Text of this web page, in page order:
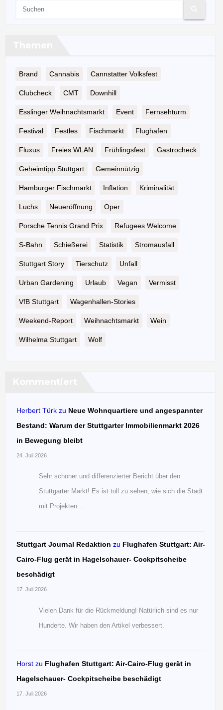
Brand Cannabis Cannstatter Volksfest
Clubcheck CMT Downhill
Esslinger Weihnachtsmarkt Event Fernsehturm
Festival Festles Fischmarkt Flughafen
Fluxus Freies WLAN Frühlingsfest Gastrocheck
Geheimtipp Stuttgart Gemeinnützig
Hamburger Fischmarkt Inflation Kriminalität
Luchs Neueröffnung Oper
Porsche Tennis Grand Prix Refugees Welcome
S-Bahn Schießerei Statistik Stromausfall
Stuttgart Story Tierschutz Unfall
Urban Gardening Urlaub Vegan Vermisst
VfB Stuttgart Wagenhallen-Stories
Weekend-Report Weihnachtsmarkt Wein
Wilhelma Stuttgart Wolf
Herbert Türk zu Neue Wohnquartiere und angespannter
Bestand: Warum der Stuttgarter Immobilienmarkt 2026
in Bewegung bleibt
24. Juli 2026
Sehr schöner und differenzierter Bericht über den
Stuttgarter Markt! Es ist toll zu sehen, wie sich die Stadt
mit Projekten…
Stuttgart Journal Redaktion zu Flughafen Stuttgart: Air-
Cairo-Flug gerät in Hagelschauer- Cockpitscheibe
beschädigt
17. Juli 2026
Vielen Dank für die Rückmeldung! Natürlich sind es nur
Hunderte. Wir haben den Artikel verbessert.
Horst zu Flughafen Stuttgart: Air-Cairo-Flug gerät in
Hagelschauer- Cockpitscheibe beschädigt
17. Juli 2026